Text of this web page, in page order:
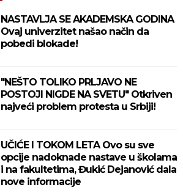
NASTAVLJA SE AKADEMSKA GODINA
Ovaj univerzitet našao način da
pobedi blokade!
"NEŠTO TOLIKO PRLJAVO NE
POSTOJI NIGDE NA SVETU" Otkriven
najveći problem protesta u Srbiji!
UČIĆE I TOKOM LETA Ovo su sve
opcije nadoknade nastave u školama
i na fakultetima, Đukić Dejanović dala
nove informacije